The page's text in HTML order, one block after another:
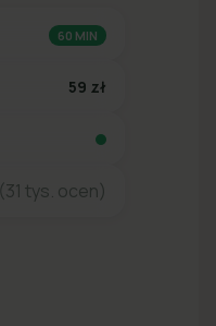
60 MIN
59 zł
(31 tys. ocen)